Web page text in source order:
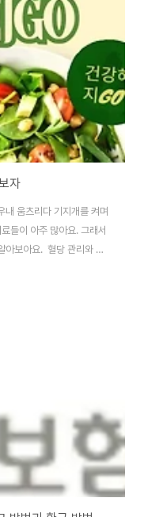
원인 심장을 움직이는
고 기능이 떨어져 찌꺼기
..
자
내 움츠리다 기지개를 켜며
들이 아주 많아요. 그래서
아보아요. 혈당 관리와 다
위해 중요한 부분입니다.
을 유지하는 데에도 큰 역
중요한데, 당뇨병은 여성